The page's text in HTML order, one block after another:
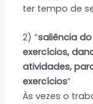
ter tempo de
2) “saliência
exercícios,
atividades,
exercícios”
Às vezes o